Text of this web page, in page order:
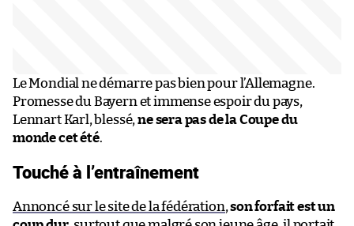
Le Mondial ne démarre pas bien pour l’Allemagne.
Promesse du Bayern et immense espoir du pays,
Lennart Karl, blessé,ne sera pas de la Coupe du
monde cet été.
Touché à l’entraînement
Annoncé sur le site de la fédération,son forfait est un